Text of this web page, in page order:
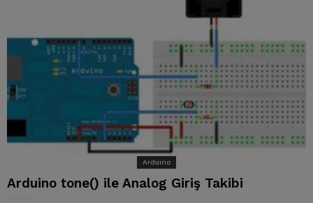
Arduino
Arduino tone() ile Analog Giriş Takibi